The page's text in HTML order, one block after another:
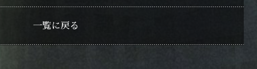
一覧に戻る